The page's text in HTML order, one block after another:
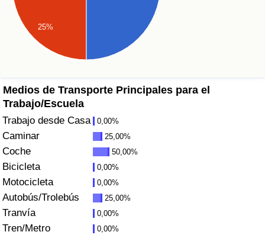
25%
Medios de Transporte Principales para el
Trabajo/Escuela
Trabajo desde Casa 0,00%
Caminar 25,00%
Coche 50,00%
Bicicleta 0,00%
Motocicleta 0,00%
Autobús/Trolebús 25,00%
Tranvía 0,00%
Tren/Metro 0,00%
Índice de Sanidad
Índice de Sanidad por País
Índice de Contaminación (Actual)
Índice de contaminación
Índice de Contaminación por País
Tráfico
Índice de Tráfico